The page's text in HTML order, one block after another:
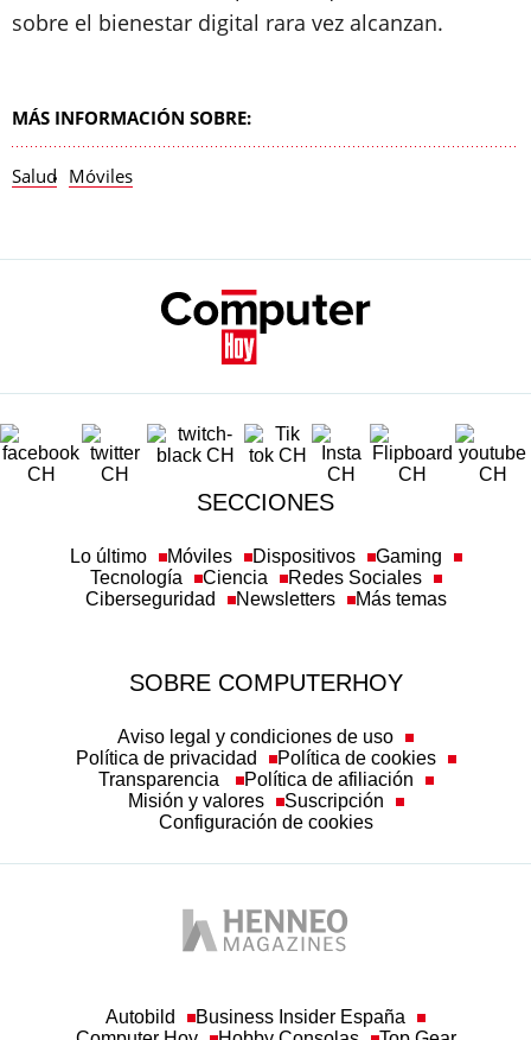
sobre el bienestar digital rara vez alcanzan.
MÁS INFORMACIÓN SOBRE:
Salud Móviles
SECCIONES
Tecnología
Ciencia
Redes Sociales
Ciberseguridad
Newsletters Más temas
Política de privacidad
Política de cookies
Transparencia
Política de afiliación
Misión y valores
Suscripción
Configuración de cookies
Computer Hoy
Hobby Consolas Top Gear